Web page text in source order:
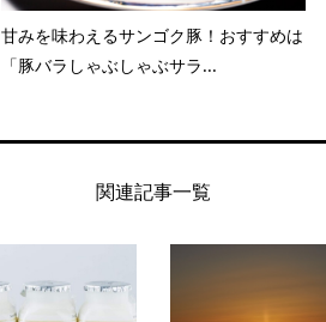
甘みを味わえるサンゴク豚！おすすめは
「豚バラしゃぶしゃぶサラ...
関連記事一覧